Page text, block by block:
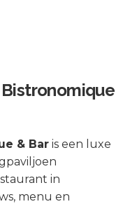
& Bar is een luxe
in
menu en